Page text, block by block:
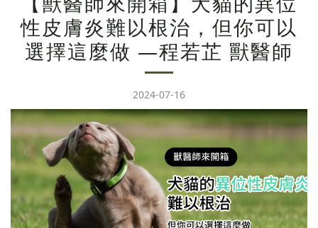
性皮膚炎難以根治，但你可以
選擇這麼做 —程若芷 獸醫師
2024-07-16